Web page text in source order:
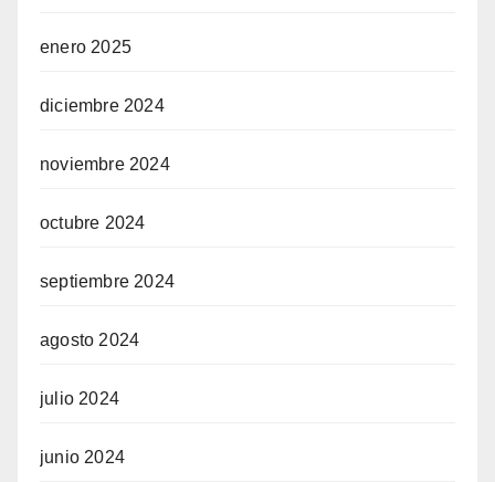
enero 2025
diciembre 2024
noviembre 2024
octubre 2024
septiembre 2024
agosto 2024
julio 2024
junio 2024